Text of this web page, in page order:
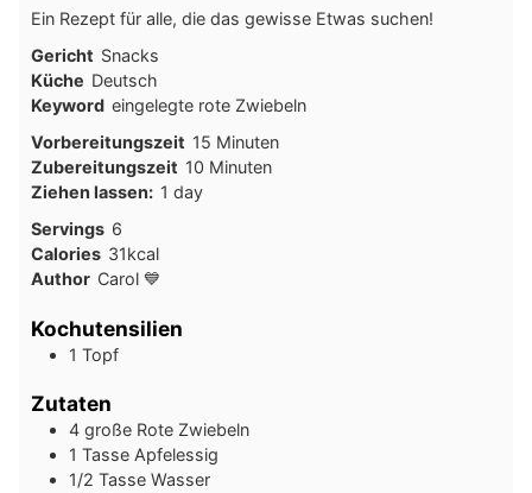
Ein Rezept für alle, die das gewisse Etwas suchen!
Gericht Snacks
Küche Deutsch
Keyword eingelegte rote Zwiebeln
Vorbereitungszeit 15Minuten
Minuten
Zubereitungszeit 10Minuten
Minuten
Ziehen lassen: 1 day
day
Servings 6
Calories 31kcal
Author Carol 💙
Kochutensilien
1 Topf
Zutaten
4 große Rote Zwiebeln
1 Tasse Apfelessig
1/2 Tasse Wasser